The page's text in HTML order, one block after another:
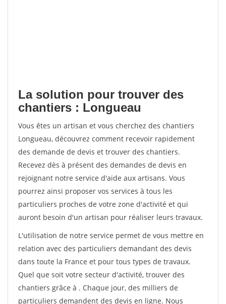
La solution pour trouver des
chantiers : Longueau
Vous êtes un artisan et vous cherchez des chantiers
Longueau, découvrez comment recevoir rapidement
des demande de devis et trouver des chantiers.
Recevez dès à présent des demandes de devis en
rejoignant notre service d'aide aux artisans. Vous
pourrez ainsi proposer vos services à tous les
particuliers proches de votre zone d'activité et qui
auront besoin d'un artisan pour réaliser leurs travaux.
L'utilisation de notre service permet de vous mettre en
relation avec des particuliers demandant des devis
dans toute la France et pour tous types de travaux.
Quel que soit votre secteur d'activité, trouver des
chantiers grâce à . Chaque jour, des milliers de
particuliers demandent des devis en ligne. Nous